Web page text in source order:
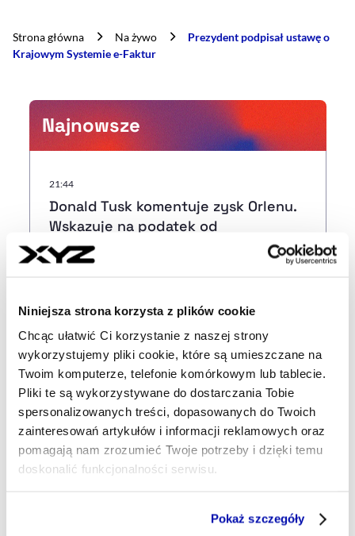
Niniejsza strona korzysta z plików cookie
Chcąc ułatwić Ci korzystanie z naszej strony
wykorzystujemy pliki cookie, które są umieszczane na
Twoim komputerze, telefonie komórkowym lub tablecie.
Pliki te są wykorzystywane do dostarczania Tobie
spersonalizowanych treści, dopasowanych do Twoich
zainteresowań artykułów i informacji reklamowych oraz
pomagają nam zrozumieć Twoje potrzeby i dzięki temu
doskonalić funkcjonalności serwisu.
Pokaż szczegóły
Najnowsze
21:44
Donald Tusk komentuje zysk Orlenu.
Wskazuje na podatek od
nadzwyczajnych zysków firm
paliwowych
21:33
Dwa zwycięstwa i remis. Mecze
polskich drużyn 6 sierpnia
21:12
Szpital w Miastku bez umów z NFZ.
Placówce grożą restrukturyzacja,
upadłość lub likwidacja
Piotr Andrusiewicz zostanie
Strona główna Na żywo
Prezydent podpisał ustawę o
Krajowym Systemie e-Faktur